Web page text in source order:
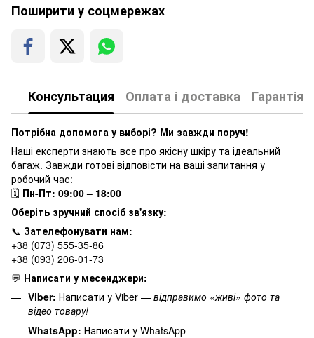
Поширити у соцмережах
Консультация Оплата і доставка Гарантія
Потрібна допомога у виборі? Ми завжди поруч!
Наші експерти знають все про якісну шкіру та ідеальний
багаж. Завжди готові відповісти на ваші запитання у
робочий час:
🗓 Пн-Пт: 09:00 – 18:00
Оберіть зручний спосіб зв'язку:
📞 Зателефонувати нам:
+38 (073) 555-35-86
+38 (093) 206-01-73
💬 Написати у месенджери:
Viber: Написати у Viber — відправимо «живі» фото та
відео товару!
WhatsApp: Написати у WhatsApp